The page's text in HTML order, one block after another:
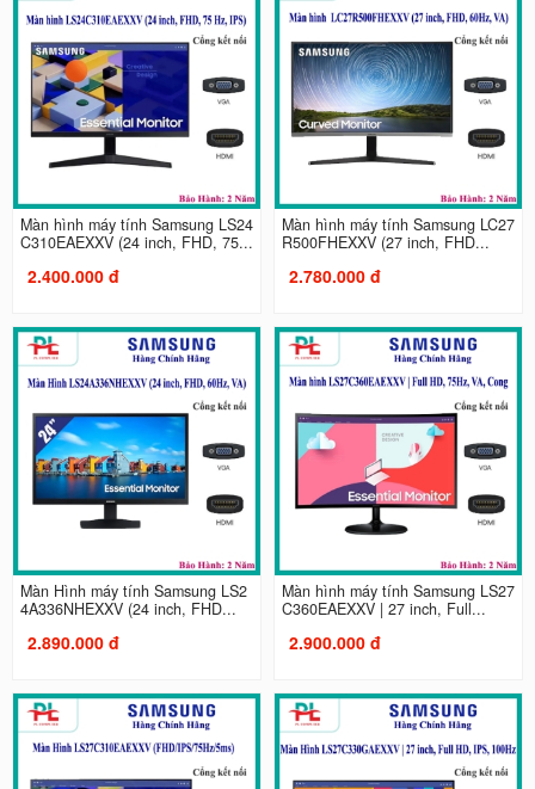
Màn hình máy tính Samsung LS24
C310EAEXXV (24 inch, FHD, 75...
2.400.000 đ
Màn hình máy tính Samsung LC27
R500FHEXXV (27 inch, FHD...
2.780.000 đ
Màn Hình máy tính Samsung LS2
4A336NHEXXV (24 inch, FHD...
2.890.000 đ
Màn hình máy tính Samsung LS27
C360EAEXXV | 27 inch, Full...
2.900.000 đ